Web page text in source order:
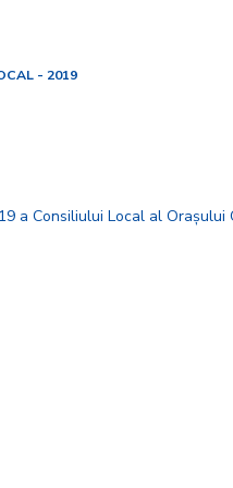
- 2019
a Consiliului Local al Orașului